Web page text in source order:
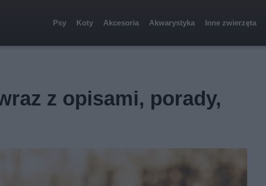
Psy Koty Akcesoria Akwarystyka Inne zwierzęta
z opisami, porady,